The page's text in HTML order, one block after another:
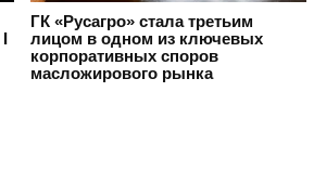
ГК «Русагро» стала третьим
лицом в одном из ключевых
корпоративных споров
масложирового рынка